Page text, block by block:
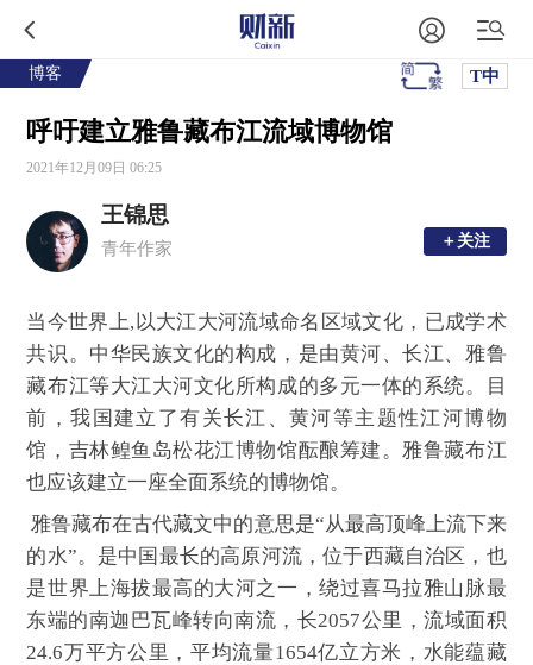
博客 T中
呼吁建立雅鲁藏布江流域博物馆
2021年12月09日 06:25
王锦思
青年作家 ＋关注
＋关注
当今世界上,以大江大河流域命名区域文化，已成学术
共识。中华民族文化的构成，是由黄河、长江、雅鲁
藏布江等大江大河文化所构成的多元一体的系统。目
前，我国建立了有关长江、黄河等主题性江河博物
馆，吉林鳇鱼岛松花江博物馆酝酿筹建。雅鲁藏布江
也应该建立一座全面系统的博物馆。
雅鲁藏布在古代藏文中的意思是“从最高顶峰上流下来
的水”。是中国最长的高原河流，位于西藏自治区，也
是世界上海拔最高的大河之一，绕过喜马拉雅山脉最
东端的南迦巴瓦峰转向南流，长2057公里，流域面积
24.6万平方公里，平均流量1654亿立方米，水能蕴藏